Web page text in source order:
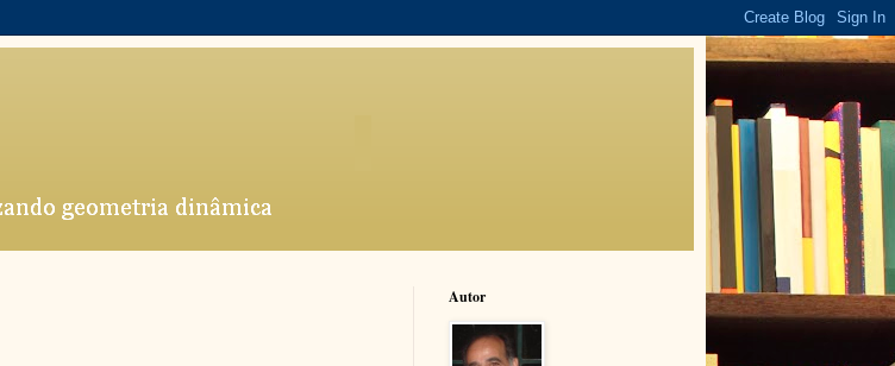
Autor